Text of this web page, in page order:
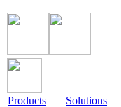
Products Solutions